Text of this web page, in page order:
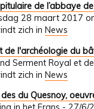
de l’abbaye
28 maart 2017
zich in News
de l'archéologie du
Serment Royal et
zich in News
du Quesnoy,